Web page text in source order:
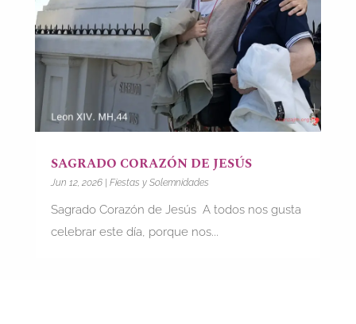
SAGRADO CORAZÓN DE JESÚS
Jun 12, 2026| Fiestas y Solemnidades
Sagrado Corazón de Jesús A todos nos gusta
celebrar este día, porque nos...